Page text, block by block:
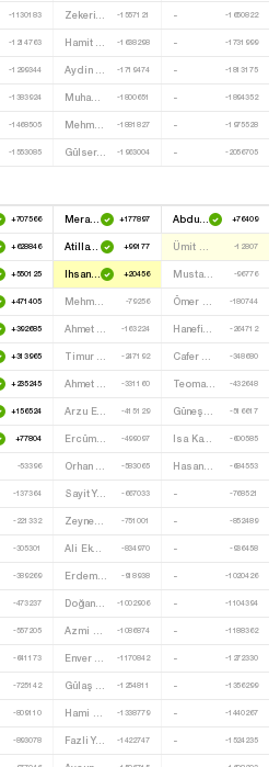
-1130183 -1557121 - -1650822
-1214763 -1638298 - -1731999
-1299344 -1719474 - -1813175
-1383924 Muhammed Emin Özkurt -1800651 - -1894352
-1468505 Mehmet Edip Tekkol -1881827 - -1975528
-1553085 Gülseren Güçlüer -1963004 - -2056705
+707566 Meral Akşener +177897 Abdullah Levent Tüzel +76409
+628846 Atilla Kaya +99177 -12807
+550125 Ihsan Barutçu +20456 Mustafa Avci -96776
+471405 Mehmet Taytak -79256 -180744
+392685 -163224 -264712
+313965 -247192 -348680
+235245 -331160 Teoman Aydan -432648
+156524 Arzu Erdem -415129 -516617
+77804 Ercüment Yavuz Kiliç -499097 Isa Karaduman -600585
-53396 -583065 Hasan Özbey -684553
-137364 Sayit Yusuf -667033 - -768521
-221332 Zeynep Yaman -751001 - -852489
-305301 Ali Ekber Yeşil -834970 - -936458
-389269 Erdem Demirci -918938 - -1020426
-473237 Doğan Avci -1002906 - -1104394
-557205 -1086874 - -1188362
-641173 -1170842 - -1272330
-725142 -1254811 - -1356299
-809110 -1338779 - -1440267
-893078 Fazli Yurdabak -1422747 - -1524235